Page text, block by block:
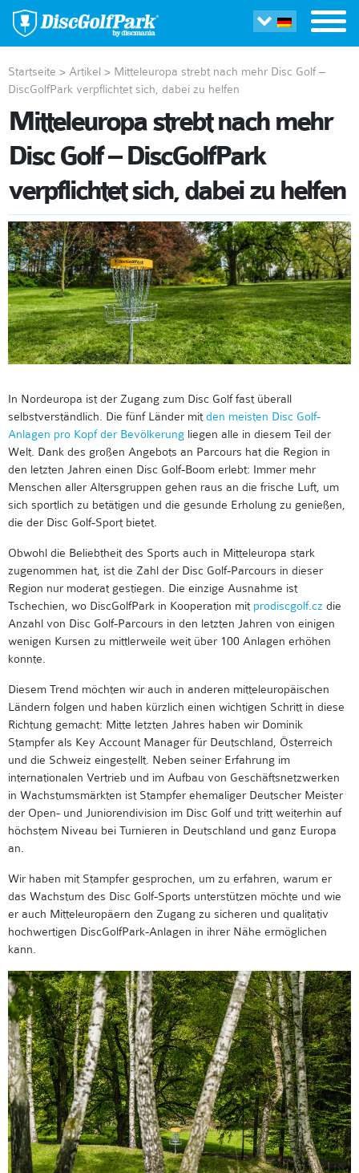
Startseite > Artikel > Mitteleuropa strebt nach mehr Disc Golf –
DiscGolfPark verpflichtet sich, dabei zu helfen
Mitteleuropa strebt nach mehr
Disc Golf – DiscGolfPark
verpflichtet sich, dabei zu helfen
In Nordeuropa ist der Zugang zum Disc Golf fast überall
selbstverständlich. Die fünf Länder mit den meisten Disc Golf-
Anlagen pro Kopf der Bevölkerung liegen alle in diesem Teil der
Welt. Dank des großen Angebots an Parcours hat die Region in
den letzten Jahren einen Disc Golf-Boom erlebt: Immer mehr
Menschen aller Altersgruppen gehen raus an die frische Luft, um
sich sportlich zu betätigen und die gesunde Erholung zu genießen,
die der Disc Golf-Sport bietet.
Obwohl die Beliebtheit des Sports auch in Mitteleuropa stark
zugenommen hat, ist die Zahl der Disc Golf-Parcours in dieser
Region nur moderat gestiegen. Die einzige Ausnahme ist
Tschechien, wo DiscGolfPark in Kooperation mit prodiscgolf.cz die
Anzahl von Disc Golf-Parcours in den letzten Jahren von einigen
wenigen Kursen zu mittlerweile weit über 100 Anlagen erhöhen
konnte.
Diesem Trend möchten wir auch in anderen mitteleuropäischen
Ländern folgen und haben kürzlich einen wichtigen Schritt in diese
Richtung gemacht: Mitte letzten Jahres haben wir Dominik
Stampfer als Key Account Manager für Deutschland, Österreich
und die Schweiz eingestellt. Neben seiner Erfahrung im
internationalen Vertrieb und im Aufbau von Geschäftsnetzwerken
in Wachstumsmärkten ist Stampfer ehemaliger Deutscher Meister
der Open- und Juniorendivision im Disc Golf und tritt weiterhin auf
höchstem Niveau bei Turnieren in Deutschland und ganz Europa
an.
Wir haben mit Stampfer gesprochen, um zu erfahren, warum er
das Wachstum des Disc Golf-Sports unterstützen möchte und wie
er auch Mitteleuropäern den Zugang zu sicheren und qualitativ
hochwertigen DiscGolfPark-Anlagen in ihrer Nähe ermöglichen
kann.